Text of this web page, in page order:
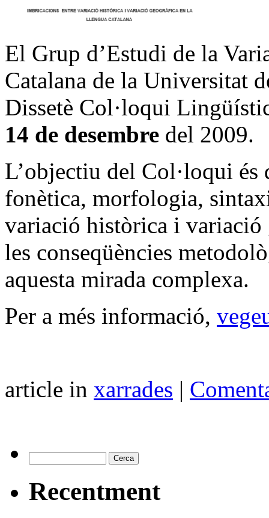
El Grup d’Estudi de la
Catalana de la Universitat
Dissetè Col·loqui
14 de desembre del 2009.
L’objectiu del Col·loqui és
fonètica, morfologia,
variació històrica i variació
les conseqüències
aquesta mirada complexa.
Per a més informació,
article in xarrades |
Recentment